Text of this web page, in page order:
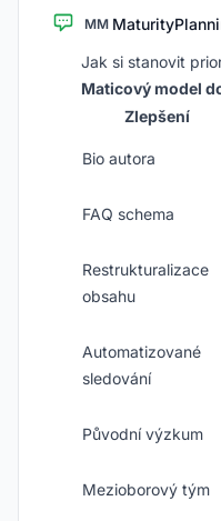
MM
Jak si stanovit
Maticový model
Zlepšení
Bio autora
FAQ schema
Restrukturalizace
obsahu
Automatizované
sledování
Původní výzkum
Mezioborový tým